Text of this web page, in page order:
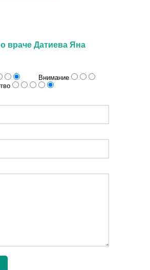
враче Датиева Яна
Внимание